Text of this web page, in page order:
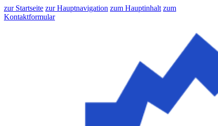
zur Startseite zur Hauptnavigation zum Hauptinhalt zum
Kontaktformular